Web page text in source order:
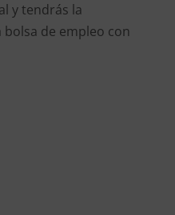
y tendrás la
de empleo con